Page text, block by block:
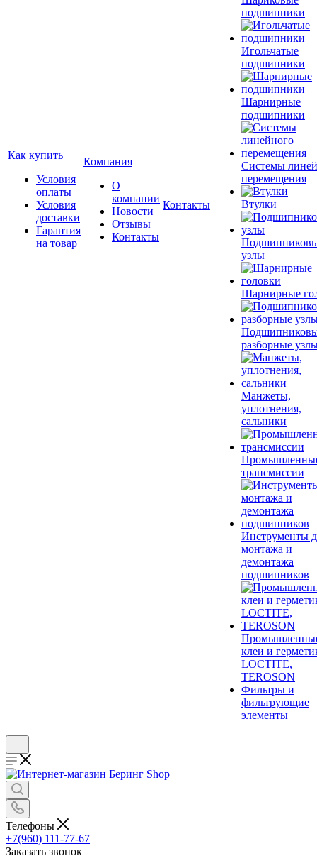
Как купить
Условия
оплаты
Условия
доставки
Гарантия
на товар
Компания
О
компании
Новости
Отзывы
Контакты
Контакты
подшипники
Игольчатые
подшипники
Шарнирные
подшипники
Системы
перемещения
Втулки
узлы
Шарнирные
разборные
Манжеты,
уплотнения,
сальники
трансмиссии
Инструменты
монтажа и
демонтажа
подшипников
клеи и
LOCTITE,
TEROSON
Фильтры и
фильтрующие
элементы
Телефоны
+7(960) 111-77-67
Заказать звонок